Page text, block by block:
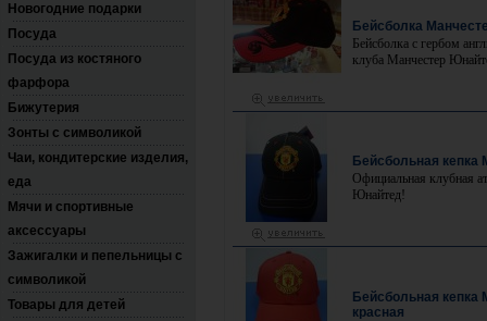
Новогодние подарки
Посуда
Посуда из костяного
фарфора
Бижутерия
Зонты с символикой
Чаи, кондитерские изделия,
еда
Мячи и спортивные
аксессуары
Зажигалки и пепельницы с
символикой
Товары для детей
Бейсболка
Бейсболка c гербом
клуба Манчестер
Бейсбольная
Официальная клубная
Юнайтед!
Бейсбольная
красная